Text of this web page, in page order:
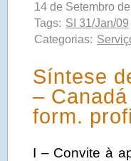
14 de Setembro de
Tags: SI 31/Jan/09
Categorias:
Síntese
–
form.
I – Convite à